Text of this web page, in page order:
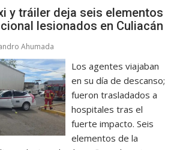
y tráiler deja seis elementos
lesionados en Culiacán
Ahumada
Los agentes viajaban
en su día de descanso;
fueron trasladados a
hospitales tras el
fuerte impacto. Seis
elementos de la